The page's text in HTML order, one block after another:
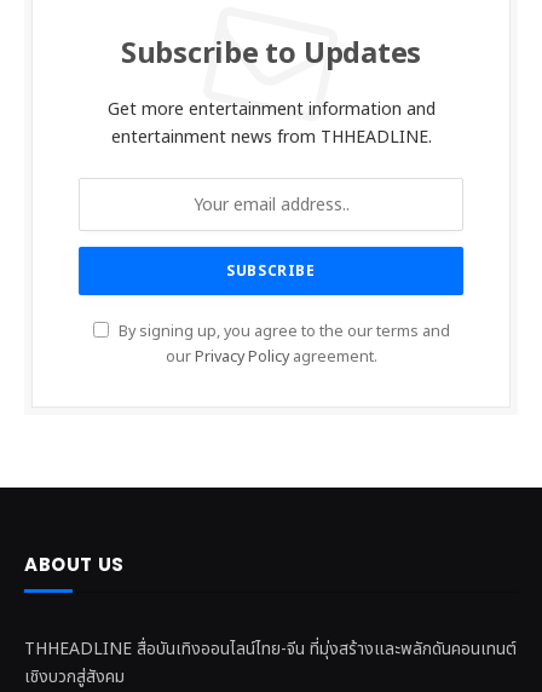
Subscribe to Updates
Get more entertainment information and
entertainment news from THHEADLINE.
By signing up, you agree to the our terms and
ourPrivacy Policyagreement.
ABOUT US
THHEADLINE สื่อบันเทิงออนไลน์ไทย-จีน ที่มุ่งสร้างและพลักดันคอนเทนต์
เชิงบวกสู่สังคม